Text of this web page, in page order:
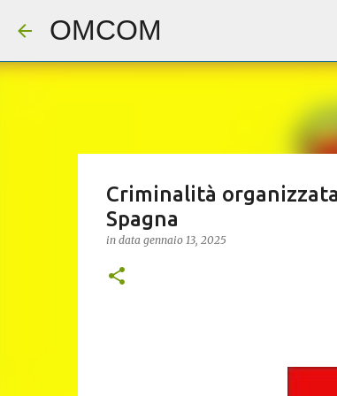
OMCOM
Criminalità
Spagna
in data gennaio 13, 2025